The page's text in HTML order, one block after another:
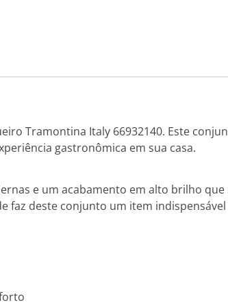
Tramontina Italy 66932140. Este
gastronômica em sua casa.
e um acabamento em alto brilho
faz deste conjunto um item